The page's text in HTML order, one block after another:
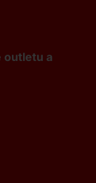
outletu a